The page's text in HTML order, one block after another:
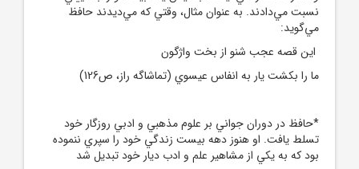
نسبت مي‌دادند. به عنوان مثال، وقتي که مي‌ديدند حافظ
مي‌گويد:
اين قصه عجب شنو از بخت واژگون
ما را بکشت يار به انفاس عيسوي (تماشاگه راز، ص126)
*حافظ در دوران جواني بر علوم مذهبي و ادبي روزگار خود
تسلط يافت. او هنوز دهه بيست زندگي خود را سپري ننموده
بود که به يکي از مشاهير علم و ادب ديار خود تبديل شد